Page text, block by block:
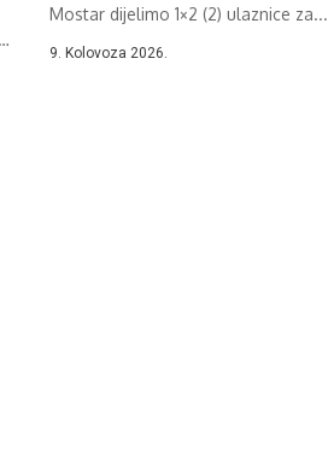
Mostar dijelimo 1×2 (2) ulaznice za...
9. Kolovoza 2026.